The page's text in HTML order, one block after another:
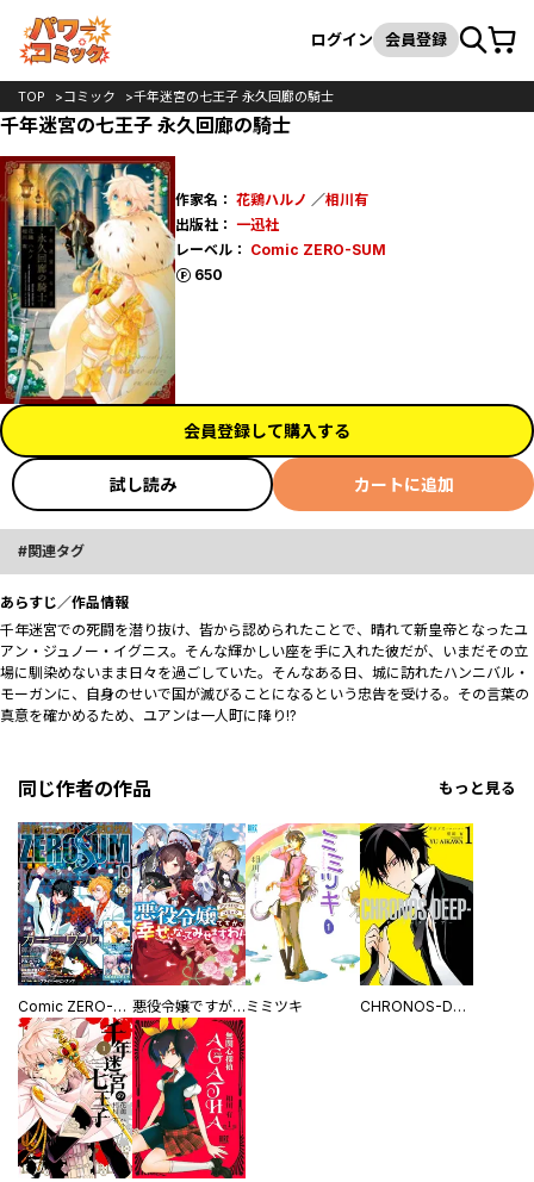
検索
ログイン 会員登録カート
TOP コミック 千年迷宮の七王子 永久回廊の騎士
千年迷宮の七王子 永久回廊の騎士
作家名： 花鶏ハルノ ／相川有
出版社： 一迅社
レーベル： Comic ZERO-SUM
650
ポイント
会員登録して購入する
試し読み カートに追加
関連タグ
あらすじ／作品情報
千年迷宮での死闘を潜り抜け、皆から認められたことで、晴れて新皇帝となったユ
アン・ジュノー・イグニス。そんな輝かしい座を手に入れた彼だが、いまだその立
場に馴染めないまま日々を過ごしていた。そんなある日、城に訪れたハンニバル・
モーガンに、自身のせいで国が滅びることになるという忠告を受ける。その言葉の
真意を確かめるため、ユアンは一人町に降り――!?
同じ作者の作品 もっと見る
Comic ZERO-SUM (コミック ゼロサム) 悪役令嬢ですが、幸せになってみせますわ！ アンソロジーコミック ミミツキ CHRONOS-DEEP-